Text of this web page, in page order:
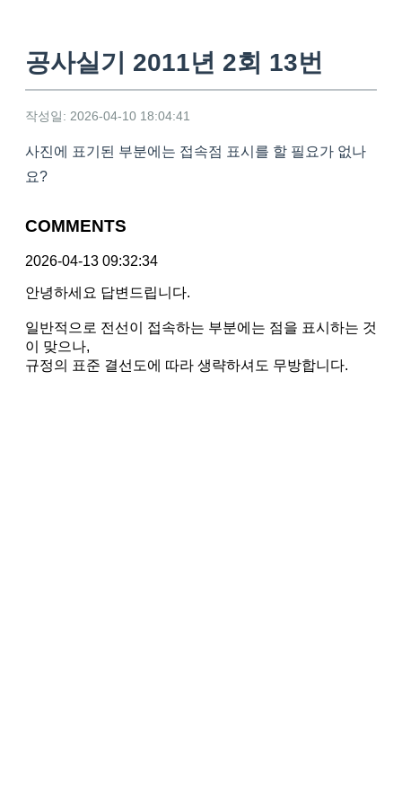
공사실기 2011년 2회 13번
작성일: 2026-04-10 18:04:41
사진에 표기된 부분에는 접속점 표시를 할 필요가 없나
요?
COMMENTS
2026-04-13 09:32:34
안녕하세요 답변드립니다.
일반적으로 전선이 접속하는 부분에는 점을 표시하는 것
이 맞으나,
규정의 표준 결선도에 따라 생략하셔도 무방합니다.